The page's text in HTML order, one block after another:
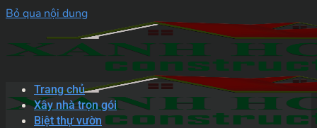
Bỏ qua nội dung
Trang chủ
Xây nhà trọn gói
Biệt thự vườn